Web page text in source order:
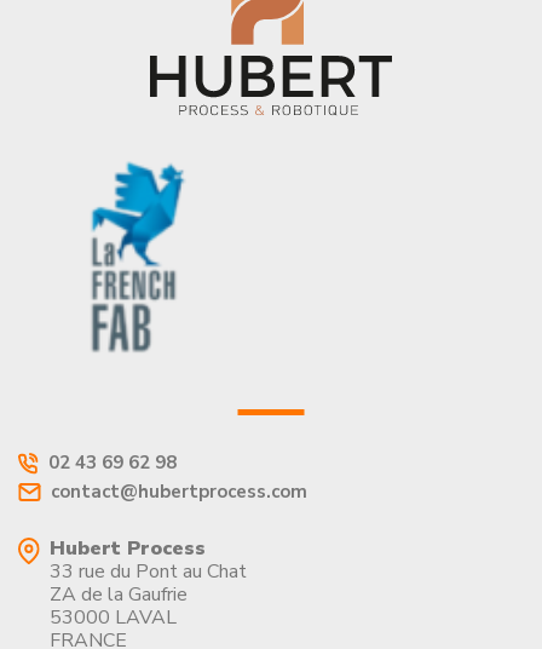
02 43 69 62 98
contact@hubertprocess.com
Hubert Process
33 rue du Pont au Chat
ZA de la Gaufrie
53000 LAVAL
FRANCE